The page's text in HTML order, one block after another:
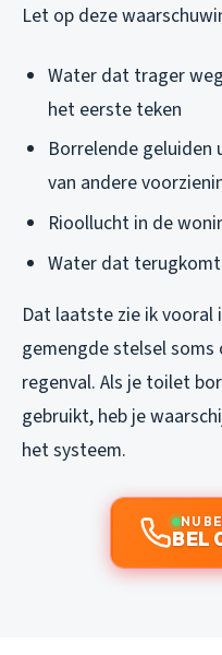
Let op deze
Water dat trager
het eerste teken
Borrelende geluiden
van andere
Rioollucht in de
Water dat
Dat laatste zie ik vooral
gemengde stelsel
regenval. Als je toilet
gebruikt, heb je
het systeem.
NU
BEL